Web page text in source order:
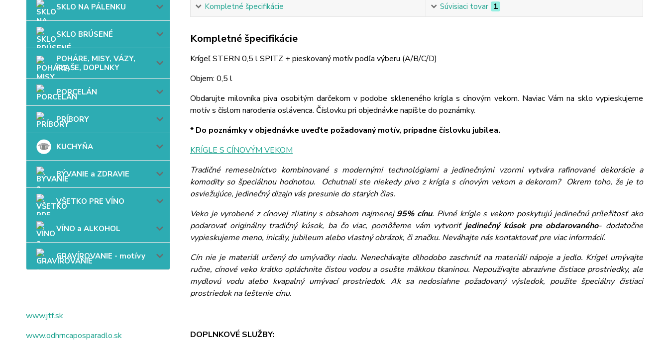
SKLO NA PÁLENKU
SKLO BRÚSENÉ
POHÁRE, MISY, VÁZY,
FĽAŠE, DOPLNKY
PORCELÁN
PRÍBORY
KUCHYŇA
BÝVANIE a ZDRAVIE
VŠETKO PRE VÍNO
VÍNO a ALKOHOL
GRAVÍROVANIE - motívy
www.jtf.sk
www.odhrncaposparadlo.sk
Kompletné špecifikácie Súvisiaci tovar 1
Kompletné špecifikácie
Krígeľ STERN 0,5 l SPITZ + pieskovaný motív podľa výberu (A/B/C/D)
Objem: 0,5 l
Obdarujte milovníka piva osobitým darčekom v podobe skleneného krígla s cínovým vekom. Naviac Vám na sklo vypieskujeme
motív s číslom narodenia oslávenca. Číslovku pri objednávke napíšte do poznámky.
*Do poznámky v objednávke uveďte požadovaný motív, prípadne číslovku jubilea.
KRÍGLE S CÍNOVÝM VEKOM
Tradičné remeselníctvo kombinované s modernými technológiami a jedinečnými vzormi vytvára rafinované dekorácie a
komodity so špeciálnou hodnotou. Ochutnali ste niekedy pivo z krígla s cínovým vekom a dekorom? Okrem toho, že je to
osviežujúce, jedinečný dizajn vás presunie do starých čias.
Veko je vyrobené z cínovej zliatiny s obsahom najmenej95% cínu. Pivné krígle s vekom poskytujú jedinečnú príležitosť ako
podarovať originálny tradičný kúsok, ba čo viac, pomôžeme vám vytvoriťjedinečný kúsok pre obdarovaného- dodatočne
vypieskujeme meno, inicály, jubileum alebo vlastný obrázok, či značku. Neváhajte nás kontaktovať pre viac informácií.
Cín nie je materiál určený do umývačky riadu. Nenechávajte dlhodobo zaschnúť na materiáli nápoje a jedlo. Krígel umývajte
ručne, cínové veko krátko opláchnite čistou vodou a osušte mäkkou tkaninou. Nepoužívajte abrazívne čistiace prostriedky, ale
mydlovú vodu alebo kvapalný umývací prostriedok. Ak sa nedosiahne požadovaný výsledok, použite špeciálny čistiaci
prostriedok na leštenie cínu.
DOPLNKOVÉ SLUŽBY: